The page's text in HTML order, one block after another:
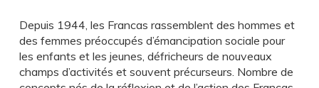
Depuis 1944, les Francas rassemblent des hommes et
des femmes préoccupés d’émancipation sociale pour
les enfants et les jeunes, défricheurs de nouveaux
champs d’activités et souvent précurseurs. Nombre de